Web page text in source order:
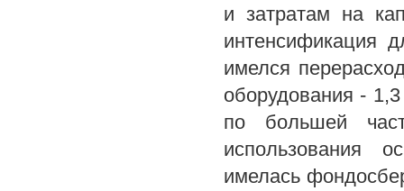
и затратам на
интенсификация
имелся
оборудования -
по большей
использования
имелась